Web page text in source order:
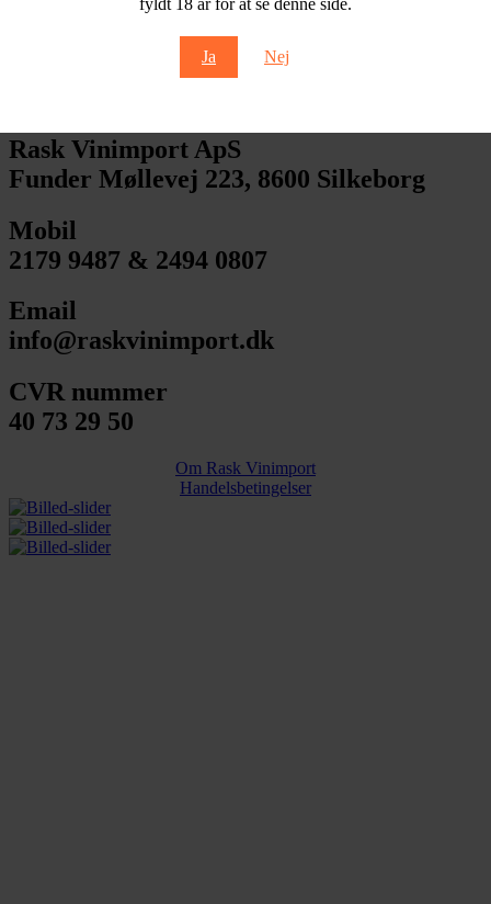
fyldt 18 år for at se denne side.
Ja Nej
Regnery Riesling Cremant Brut
Rask Vinimport ApS
Funder Møllevej 223, 8600 Silkeborg
Mobil
2179 9487 & 2494 0807
Email
info@raskvinimport.dk
CVR nummer
40 73 29 50
Om Rask Vinimport
Handelsbetingelser